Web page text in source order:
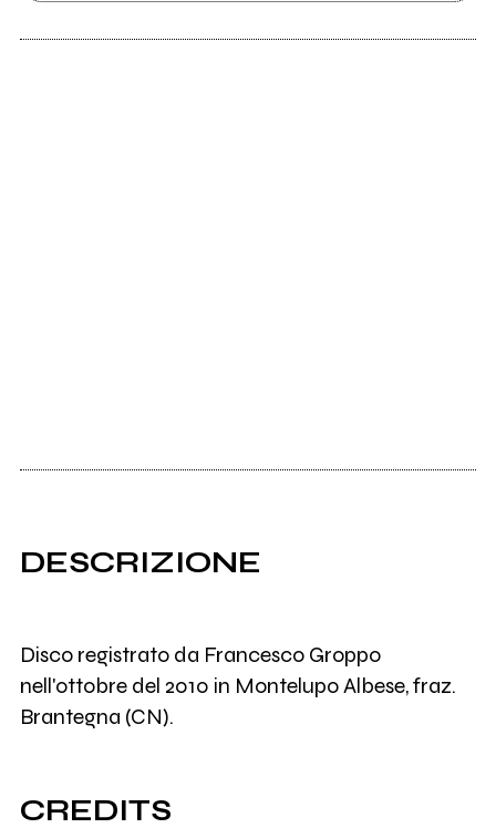
DESCRIZIONE
Disco registrato da Francesco Groppo
nell'ottobre del 2010 in Montelupo Albese, fraz.
Brantegna (CN).
CREDITS